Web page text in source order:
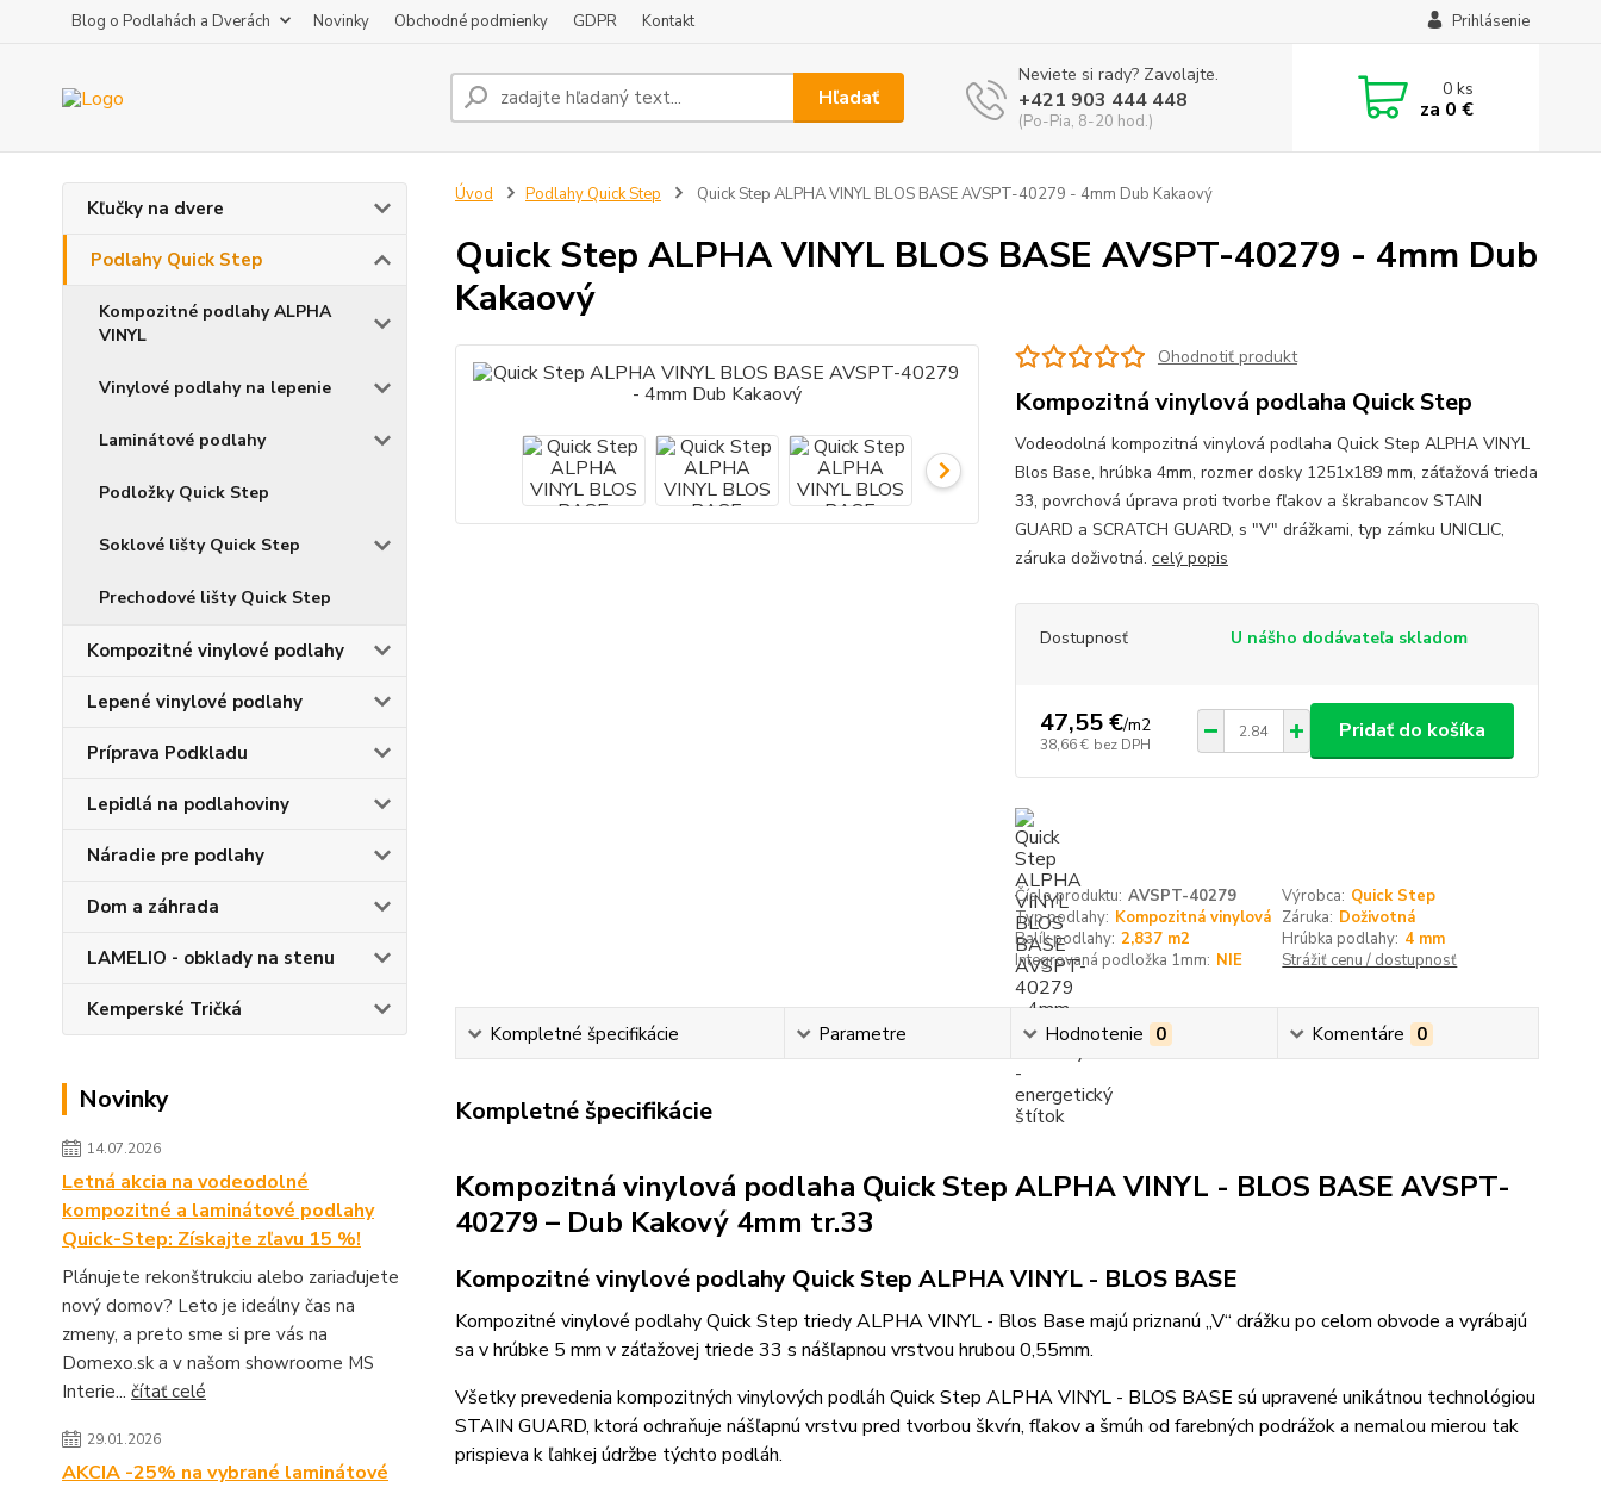
Blog o Podlahách a Dverách Novinky Obchodné podmienky GDPR Kontakt Prihlásenie
Hľadať
Neviete si rady? Zavolajte.
+421 903 444 448
(Po-Pia, 8-20 hod.)
0ks
za 0 €
Kľučky na dvere
Podlahy Quick Step
Kompozitné podlahy ALPHA
VINYL
Vinylové podlahy na lepenie
Laminátové podlahy
Podložky Quick Step
Soklové lišty Quick Step
Prechodové lišty Quick Step
Kompozitné vinylové podlahy
Lepené vinylové podlahy
Príprava Podkladu
Lepidlá na podlahoviny
Náradie pre podlahy
Dom a záhrada
LAMELIO - obklady na stenu
Kemperské Tričká
Novinky
14.07.2026
Letná akcia na vodeodolné
kompozitné a laminátové podlahy
Quick-Step: Získajte zľavu 15 %!
Plánujete rekonštrukciu alebo zariaďujete
nový domov? Leto je ideálny čas na
zmeny, a preto sme si pre vás na
Domexo.sk a v našom showroome MS
Interie... čítať celé
29.01.2026
AKCIA -25% na vybrané laminátové
Úvod Podlahy Quick Step Quick Step ALPHA VINYL BLOS BASE AVSPT-40279 - 4mm Dub Kakaový
Quick Step ALPHA VINYL BLOS BASE AVSPT-40279 - 4mm Dub
Kakaový
Ohodnotiť produkt
Kompozitná vinylová podlaha Quick Step
Vodeodolná kompozitná vinylová podlaha Quick Step ALPHA VINYL
Blos Base, hrúbka 4mm, rozmer dosky 1251x189 mm, záťažová trieda
33, povrchová úprava proti tvorbe fľakov a škrabancov STAIN
GUARD a SCRATCH GUARD, s "V" drážkami, typ zámku UNICLIC,
záruka doživotná. celý popis
Dostupnosť U nášho dodávateľa skladom
47,55 €/m2
38,66 € bez DPH
Pridať do košíka
Číslo produktu: AVSPT-40279 Výrobca: Quick Step
Typ podlahy: Kompozitná vinylová Záruka: Doživotná
Balík podlahy: 2,837 m2 Hrúbka podlahy: 4 mm
Integrovaná podložka 1mm: NIE Strážiť cenu / dostupnosť
Kompletné špecifikácie Parametre Hodnotenie 0 Komentáre 0
Kompletné špecifikácie
Kompozitná vinylová podlaha Quick Step ALPHA VINYL - BLOS BASE AVSPT-
40279 – Dub Kakový 4mm tr.33
Kompozitné vinylové podlahy Quick Step ALPHA VINYL - BLOS BASE
Kompozitné vinylové podlahy Quick Step triedy ALPHA VINYL - Blos Base majú priznanú „V“ drážku po celom obvode a vyrábajú
sa v hrúbke 5 mm v záťažovej triede 33 s nášľapnou vrstvou hrubou 0,55mm.
Všetky prevedenia kompozitných vinylových podláh Quick Step ALPHA VINYL - BLOS BASE sú upravené unikátnou technológiou
STAIN GUARD, ktorá ochraňuje nášľapnú vrstvu pred tvorbou škvŕn, fľakov a šmúh od farebných podrážok a nemalou mierou tak
prispieva k ľahkej údržbe týchto podláh.